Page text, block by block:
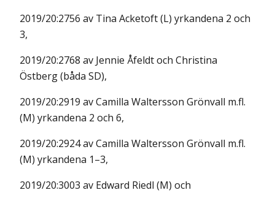
2019/20:2756 av Tina Acketoft (L) yrkandena 2 och
3,
2019/20:2768 av Jennie Åfeldt och Christina
Östberg (båda SD),
2019/20:2919 av Camilla Waltersson Grönvall m.fl.
(M) yrkandena 2 och 6,
2019/20:2924 av Camilla Waltersson Grönvall m.fl.
(M) yrkandena 1–3,
2019/20:3003 av Edward Riedl (M) och